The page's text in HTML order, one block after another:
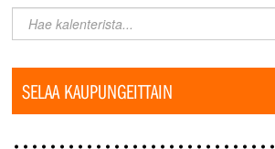
SELAA KAUPUNGEITTAIN